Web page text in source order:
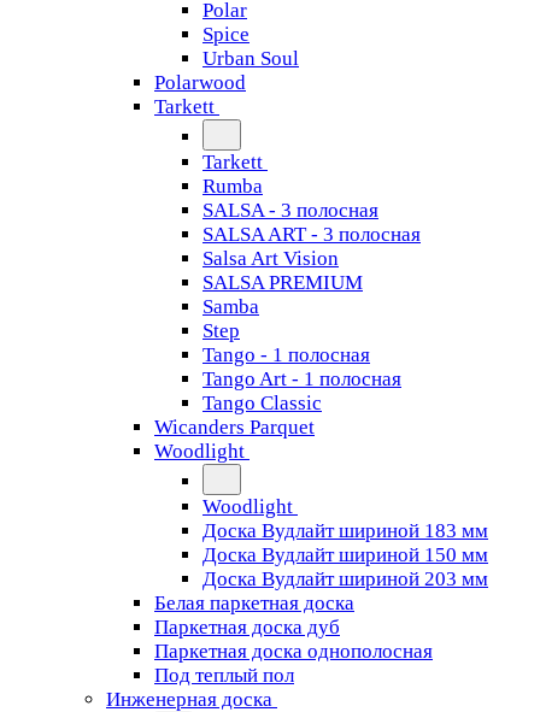
Polar
Spice
Urban Soul
Polarwood
Tarkett
Tarkett
Rumba
SALSA - 3 полосная
SALSA ART - 3 полосная
Salsa Art Vision
SALSA PREMIUM
Samba
Step
Tango - 1 полосная
Tango Art - 1 полосная
Tango Classiс
Wicanders Parquet
Woodlight
Woodlight
Доска Вудлайт шириной 183 мм
Доска Вудлайт шириной 150 мм
Доска Вудлайт шириной 203 мм
Белая паркетная доска
Паркетная доска дуб
Паркетная доска однополосная
Под теплый пол
Инженерная доска